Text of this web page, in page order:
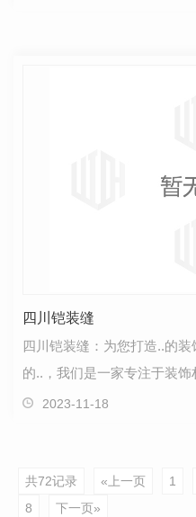
四川铠装缝
四川铠装缝：为您打造..的
的..，我们是一家专注于装
提供高品质的装饰解决方案
2023-11-18
共72记录 «上一页 1
8
下一页»